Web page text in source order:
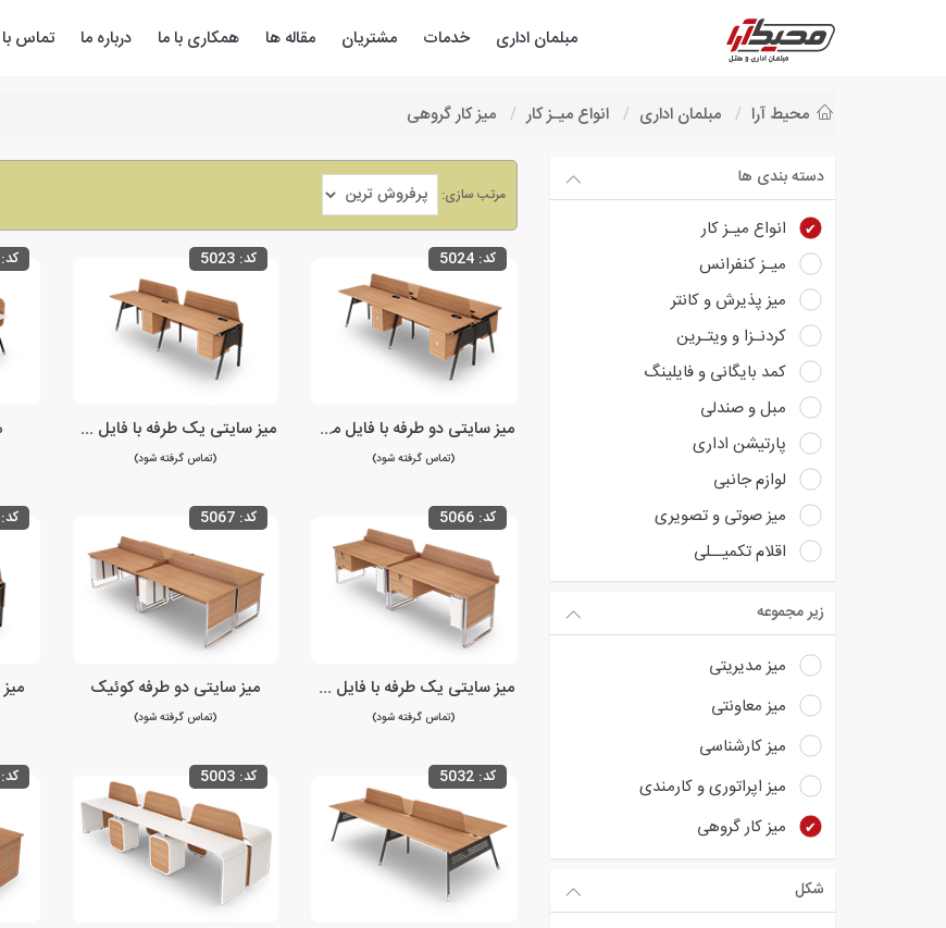
مبلمان اداری خدمات مشتریان مقاله ها همکاری با ما درباره ما تماس با
محیط آرا مبلمان اداری انواع میـز کار میز کار گروهی
دسته بندی ها
انواع میـز کار
میـز کنفرانس
میز پذیرش و کانتر
کردنـزا و ویتـرین
کمد بایگانی و فایلینگ
مبل و صندلی
پارتیشن اداری
لوازم جانبی
میز صوتی و تصویری
اقلام تکمیــلی
زیر مجموعه
میز مدیریتی
میز معاونتی
میز کارشناسی
میز اپراتوری و کارمندی
میز کار گروهی
شکل
مرتب سازی:
کد:5024
میز سایتی دو طرفه با فایل متصل یونیکا
(تماس گرفته شود)
کد: 5023
میز سایتی یک طرفه با فایل متصل یونیکا
(تماس گرفته شود)
کد:5066
میز سایتی یک طرفه با فایل متصل کوئیک
(تماس گرفته شود)
کد: 5067
میز سایتی دو طرفه کوئیک
(تماس گرفته شود)
کد:
کد:5032 کد: 5003